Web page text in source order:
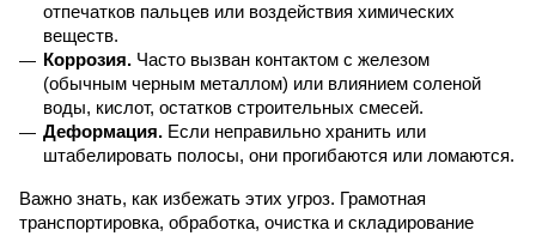
отпечатков пальцев или воздействия химических
веществ.
Коррозия. Часто вызван контактом с железом
(обычным черным металлом) или влиянием соленой
воды, кислот, остатков строительных смесей.
Деформация. Если неправильно хранить или
штабелировать полосы, они прогибаются или ломаются.
Важно знать, как избежать этих угроз. Грамотная
транспортировка, обработка, очистка и складирование